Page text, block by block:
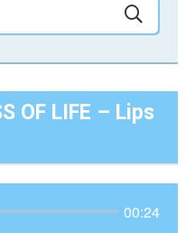
OF LIFE – Lips
00:24